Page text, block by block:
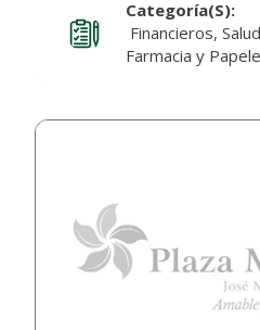
Categoría(s):
Financieros,
Farmacia y